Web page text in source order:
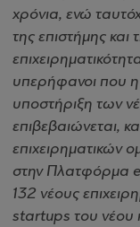
χρόνια, ενώ
της επιστήμης και
υπερήφανοι που η
υποστήριξη των
επιβεβαιώνεται,
επιχειρηματικών
στην Πλατφόρμα
132 νέους
startups του νέου